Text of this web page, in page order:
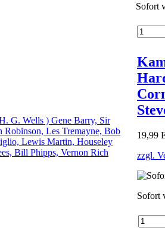
Sofort
19,99
zzgl.
Sofort